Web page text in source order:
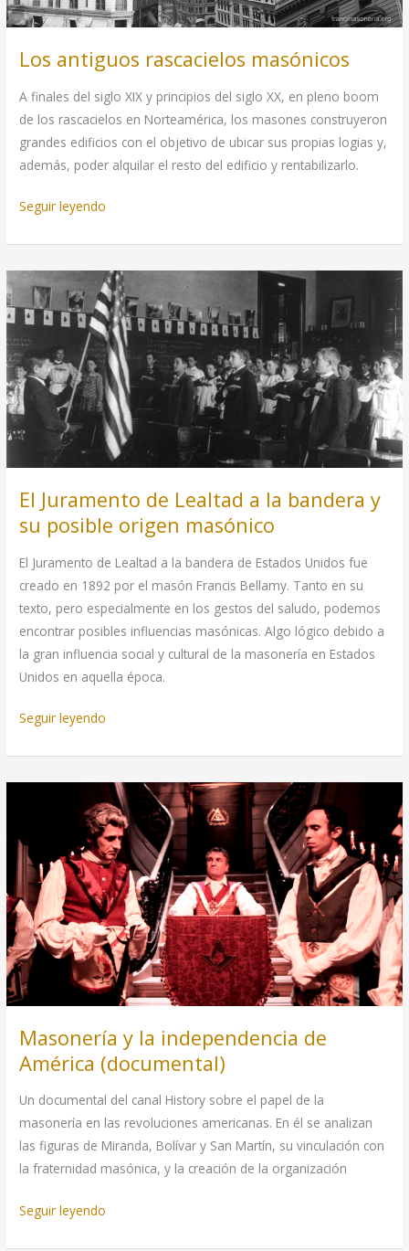
Los antiguos rascacielos masónicos
A finales del siglo XIX y principios del siglo XX, en pleno boom
de los rascacielos en Norteamérica, los masones construyeron
grandes edificios con el objetivo de ubicar sus propias logias y,
además, poder alquilar el resto del edificio y rentabilizarlo.
Los
masónicos
Seguir leyendo
El Juramento de Lealtad a la bandera y
su posible origen masónico
El Juramento de Lealtad a la bandera de Estados Unidos fue
creado en 1892 por el masón Francis Bellamy. Tanto en su
texto, pero especialmente en los gestos del saludo, podemos
encontrar posibles influencias masónicas. Algo lógico debido a
la gran influencia social y cultural de la masonería en Estados
Unidos en aquella época.
El
de
Lealtad
bandera
su
posible
origen
masónico
Seguir leyendo
Masonería y la independencia de
América (documental)
Un documental del canal History sobre el papel de la
masonería en las revoluciones americanas. En él se analizan
las figuras de Miranda, Bolívar y San Martín, su vinculación con
la fraternidad masónica, y la creación de la organización
Masonería
Seguir leyendo